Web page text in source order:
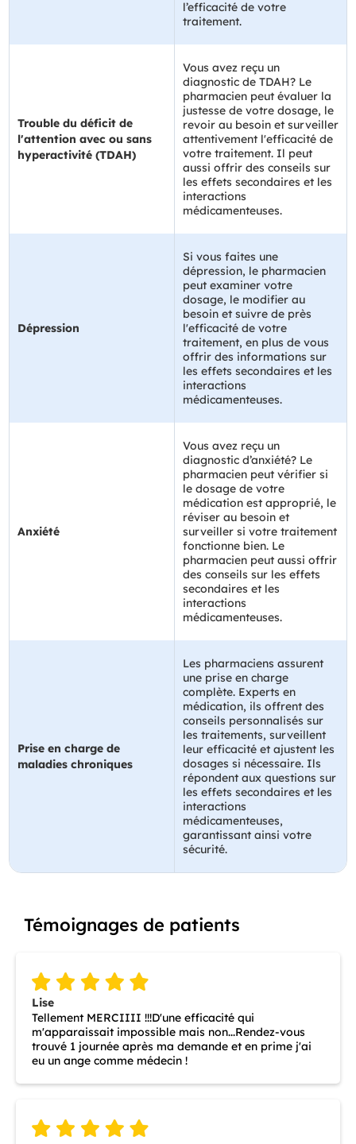
l’efficacité de votre
traitement.
Trouble du déficit de
l'attention avec ou sans
hyperactivité (TDAH)
Vous avez reçu un
diagnostic de TDAH? Le
pharmacien peut évaluer la
justesse de votre dosage, le
revoir au besoin et surveiller
attentivement l'efficacité de
votre traitement. Il peut
aussi offrir des conseils sur
les effets secondaires et les
interactions
médicamenteuses.
Dépression
Si vous faites une
dépression, le pharmacien
peut examiner votre
dosage, le modifier au
besoin et suivre de près
l'efficacité de votre
traitement, en plus de vous
offrir des informations sur
les effets secondaires et les
interactions
médicamenteuses.
Anxiété
Vous avez reçu un
diagnostic d’anxiété? Le
pharmacien peut vérifier si
le dosage de votre
médication est approprié, le
réviser au besoin et
surveiller si votre traitement
fonctionne bien. Le
pharmacien peut aussi offrir
des conseils sur les effets
secondaires et les
interactions
médicamenteuses.
Prise en charge de
maladies chroniques
Les pharmaciens assurent
une prise en charge
complète. Experts en
médication, ils offrent des
conseils personnalisés sur
les traitements, surveillent
leur efficacité et ajustent les
dosages si nécessaire. Ils
répondent aux questions sur
les effets secondaires et les
interactions
médicamenteuses,
garantissant ainsi votre
sécurité.
Témoignages de patients
Lise
Tellement MERCIIII !!!D'une efficacité qui
m'apparaissait impossible mais non...Rendez-vous
trouvé 1 journée après ma demande et en prime j'ai
eu un ange comme médecin !